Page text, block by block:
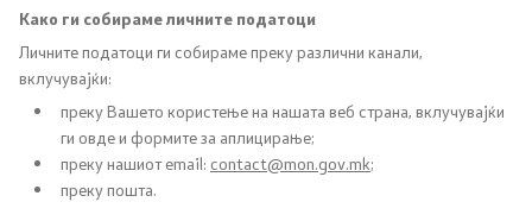
Твининг проект: Понатамошна поддршка за
имплементирање на НРК
Интегрирано образование
Хоризонт Eвропа
Како ги собираме личните податоци
Личните податоци ги собираме преку различни канали,
вклучувајќи:
преку Вашето користење на нашата веб страна, вклучувајќи
ги овде и формите за аплицирање;
преку нашиот email: contact@mon.gov.mk;
преку пошта.